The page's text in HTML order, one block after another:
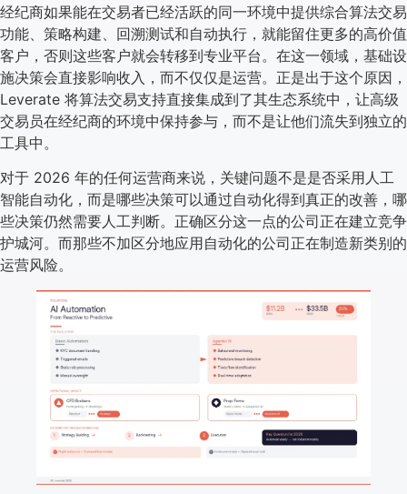
经纪商如果能在交易者已经活跃的同一环境中提供综合算法交易
功能、策略构建、回溯测试和自动执行，就能留住更多的高价值
客户，否则这些客户就会转移到专业平台。在这一领域，基础设
施决策会直接影响收入，而不仅仅是运营。正是出于这个原因，
Leverate 将算法交易支持直接集成到了其生态系统中，让高级
交易员在经纪商的环境中保持参与，而不是让他们流失到独立的
工具中。
对于 2026 年的任何运营商来说，关键问题不是是否采用人工
智能自动化，而是哪些决策可以通过自动化得到真正的改善，哪
些决策仍然需要人工判断。正确区分这一点的公司正在建立竞争
护城河。而那些不加区分地应用自动化的公司正在制造新类别的
运营风险。